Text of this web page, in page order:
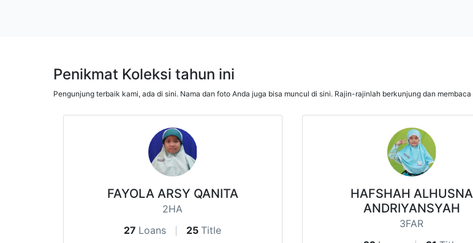
Penikmat Koleksi tahun ini
Pengunjung terbaik kami, ada di sini. Nama dan foto Anda juga bisa muncul di sini. Rajin-rajinlah berkunjung dan membaca
FAYOLA ARSY QANITA
2HA
27 Loans 25 Title
HAFSHAH ALHUSNA
ANDRIYANSYAH
3FAR